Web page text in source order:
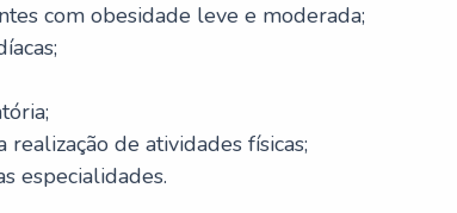
com obesidade leve e moderada;
realização de atividades físicas;
especialidades.